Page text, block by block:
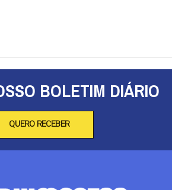
BOLETIM DIÁRIO
QUERO RECEBER